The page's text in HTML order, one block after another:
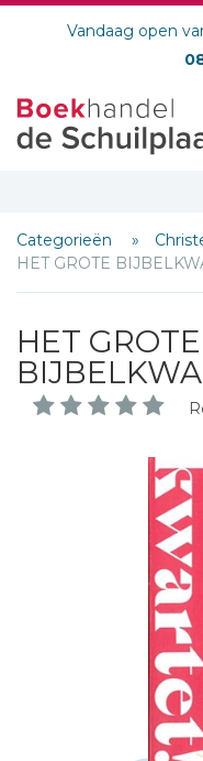
Vandaag open
Categorieën
HET GROTE
HET GROTE
Schrijf hieronder je